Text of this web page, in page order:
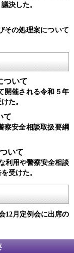
決した。
その処理案について
ついて
開催される令和５年
た。
て
察安全相談取扱要綱
いて
利用や警察安全相談
受けた。
12月定例会に出席の